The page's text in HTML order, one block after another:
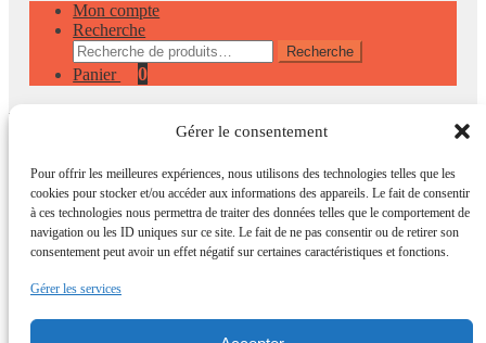
Gérer le consentement
Pour offrir les meilleures expériences, nous utilisons des technologies telles que les
cookies pour stocker et/ou accéder aux informations des appareils. Le fait de consentir
à ces technologies nous permettra de traiter des données telles que le comportement de
navigation ou les ID uniques sur ce site. Le fait de ne pas consentir ou de retirer son
consentement peut avoir un effet négatif sur certaines caractéristiques et fonctions.
Gérer les services
Mon compte
Recherche
Recherche
pour :
Recherche
Panier 0